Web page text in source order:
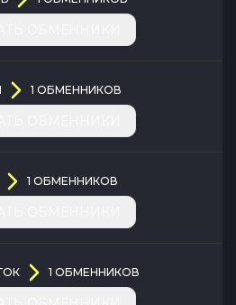
1 ОБМЕННИКОВ
1 ОБМЕННИКОВ
1 ОБМЕННИКОВ